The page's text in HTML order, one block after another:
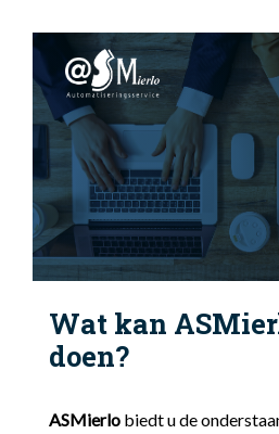
Diensten
Cloud
Cloud
Cloud
Tips van
Contact
Wat kan
doen?
ASMierlo biedt u de